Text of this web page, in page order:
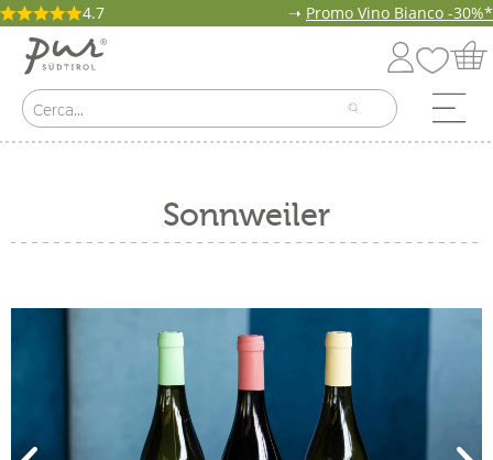
4.7 ➝ Promo Vino Bianco -30%*
Sonnweiler